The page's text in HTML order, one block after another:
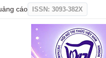
cáo ISSN: 3093-382X